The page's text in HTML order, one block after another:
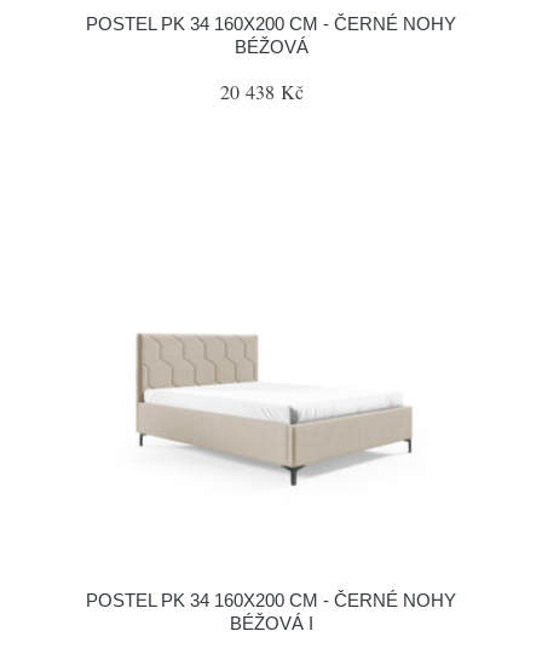
POSTEL PK 34 160X200 CM - ČERNÉ NOHY
BÉŽOVÁ
20 438 Kč
POSTEL PK 34 160X200 CM - ČERNÉ NOHY
BÉŽOVÁ I